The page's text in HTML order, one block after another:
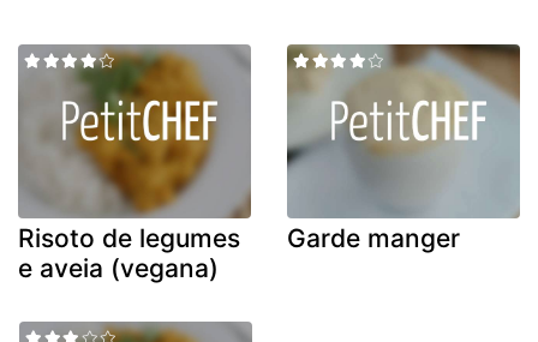
Risoto de legumes
e aveia (vegana)
Garde manger